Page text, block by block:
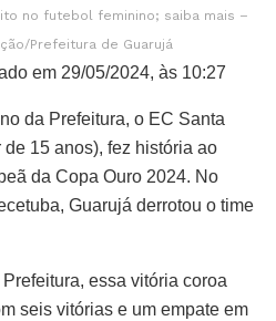
no futebol feminino; saiba mais –
Prefeitura de Guarujá
em 29/05/2024, às 10:27
da Prefeitura, o EC Santa
15 anos), fez história ao
da Copa Ouro 2024. No
Guarujá derrotou o time
essa vitória coroa
seis vitórias e um empate em